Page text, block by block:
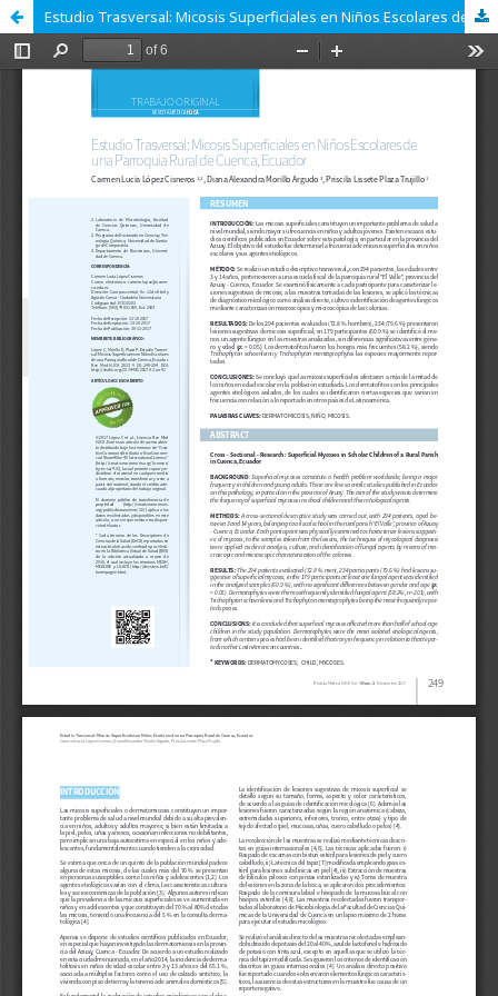
Estudio Trasversal: Micosis Superficiales en Niños Escolares de una Parroquia Rural de Cuenca, Ecuador